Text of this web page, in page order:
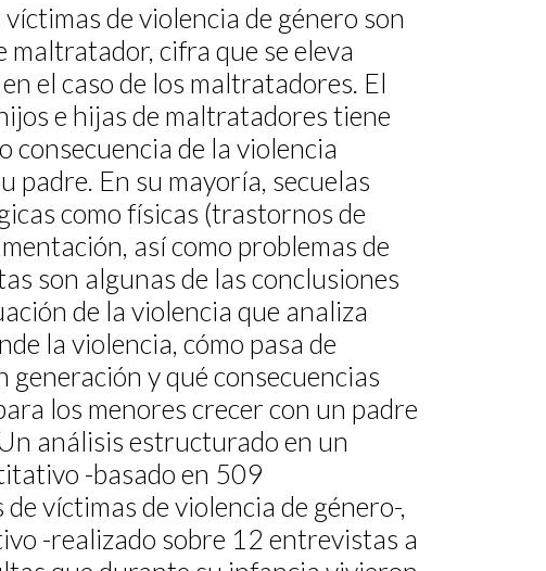
víctimas de violencia de género son
maltratador, cifra que se eleva
el caso de los maltratadores. El
e hijas de maltratadores tiene
consecuencia de la violencia
padre. En su mayoría, secuelas
como físicas (trastornos de
así como problemas de
son algunas de las conclusiones
de la violencia que analiza
la violencia, cómo pasa de
generación y qué consecuencias
los menores crecer con un padre
análisis estructurado en un
-basado en 509
víctimas de violencia de género-,
-realizado sobre 12 entrevistas a